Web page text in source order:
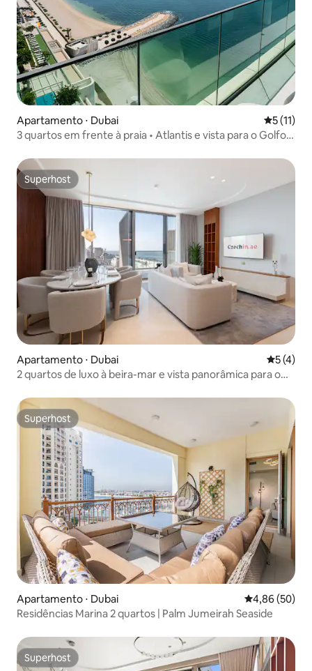
Apartamento ⋅ Dubai 5 de uma
5 (11)
3 quartos em frente à praia • Atlantis e vista para o Golfo •
Superhost
Superhost
Apartamento ⋅ Dubai 5 de
5 (4)
2 quartos de luxo à beira-mar e vista panorâmica para o
Superhost
Superhost
Apartamento ⋅ Dubai 4,86 de uma
4,86 (50)
Residências Marina 2 quartos | Palm Jumeirah Seaside
Superhost
Superhost